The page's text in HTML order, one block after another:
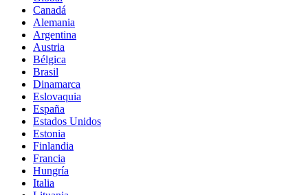
Canadá
Alemania
Argentina
Austria
Bélgica
Brasil
Dinamarca
Eslovaquia
España
Estados Unidos
Estonia
Finlandia
Francia
Hungría
Italia